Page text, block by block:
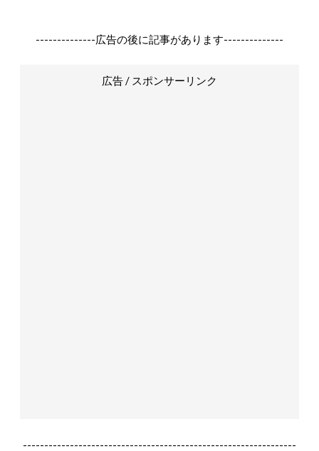
--------------広告の後に記事があります--------------
広告 / スポンサーリンク
----------------------------------------------------------------